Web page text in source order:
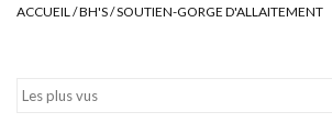
Réduction
ACCUEIL /BH'S/SOUTIEN-GORGE D'ALLAITEMENT